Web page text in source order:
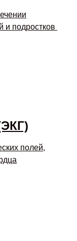
и подростков
полей,